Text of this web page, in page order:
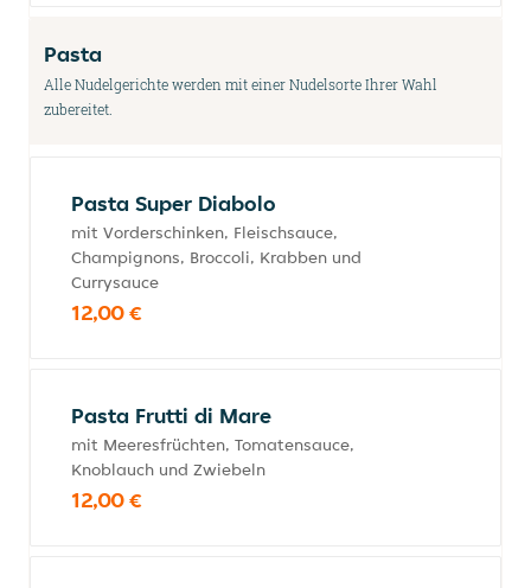
Pasta
Alle Nudelgerichte werden mit einer Nudelsorte Ihrer Wahl
zubereitet.
Pasta Super Diabolo
mit Vorderschinken, Fleischsauce,
Champignons, Broccoli, Krabben und
Currysauce
12,00 €
Pasta Frutti di Mare
mit Meeresfrüchten, Tomatensauce,
Knoblauch und Zwiebeln
12,00 €